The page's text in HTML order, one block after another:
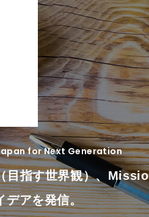
for Next Generation
指す世界観）、
デアを発信。